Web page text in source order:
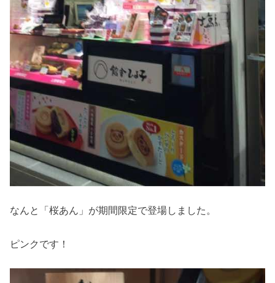
なんと「桜あん」が期間限定で登場しました。
ピンクです！